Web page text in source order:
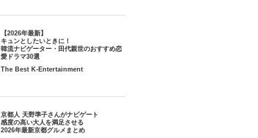
【2026年最新】
キュンとしたいときに！
韓流ナビゲーター・田代親世のおすすめ恋
愛ドラマ30選
The Best K-Entertainment
京都人 天野準子さんがナビゲート
感度の高い大人を満足させる
2026年最新京都グルメまとめ